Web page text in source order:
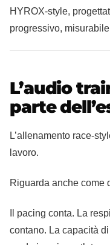
HYROX‑style,
progressivo,
L’audio
parte
L’allenamento
lavoro.
Riguarda anche come
Il pacing conta. La
contano. La capacità di